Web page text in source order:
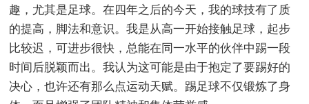
趣，尤其是足球。在四年之后的今天，我的球技有了质
的提高，脚法和意识。我是从高一开始接触足球，起步
比较迟，可进步很快，总能在同一水平的伙伴中踢一段
时间后脱颖而出。我认为这可能是由于抱定了要踢好的
决心，也许还有那么点运动天赋。踢足球不仅锻炼了身